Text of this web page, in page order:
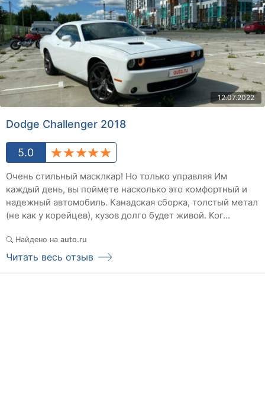
12.07.2022
Dodge Challenger 2018
5.0
Очень стильный масклкар! Но только управляя Им
каждый день, вы поймете насколько это комфортный и
надежный автомобиль. Канадская сборка, толстый метал
(не как у корейцев), кузов долго будет живой. Ког...
Найдено на auto.ru
Читать весь отзыв